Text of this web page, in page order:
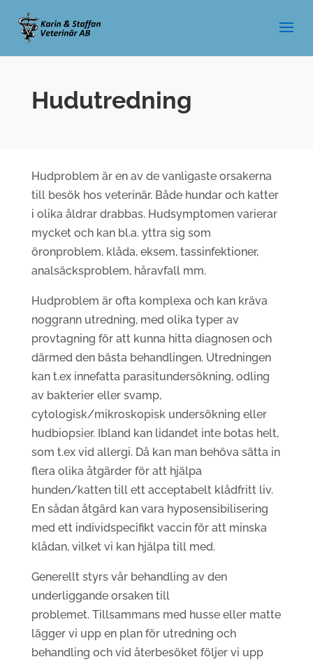
Hudutredning
Hudproblem är en av de vanligaste orsakerna
till besök hos veterinär. Både hundar och katter
i olika åldrar drabbas. Hudsymptomen varierar
mycket och kan bl.a. yttra sig som
öronproblem, klåda, eksem, tassinfektioner,
analsäcksproblem, håravfall mm.
Hudproblem är ofta komplexa och kan kräva
noggrann utredning, med olika typer av
provtagning för att kunna hitta diagnosen och
därmed den bästa behandlingen. Utredningen
kan t.ex innefatta parasitundersökning, odling
av bakterier eller svamp,
cytologisk/mikroskopisk undersökning eller
hudbiopsier. Ibland kan lidandet inte botas helt,
som t.ex vid allergi. Då kan man behöva sätta in
flera olika åtgärder för att hjälpa
hunden/katten till ett acceptabelt klådfritt liv.
En sådan åtgärd kan vara hyposensibilisering
med ett individspecifikt vaccin för att minska
klådan, vilket vi kan hjälpa till med.
Generellt styrs vår behandling av den
underliggande orsaken till
problemet. Tillsammans med husse eller matte
lägger vi upp en plan för utredning och
behandling och vid återbesöket följer vi upp